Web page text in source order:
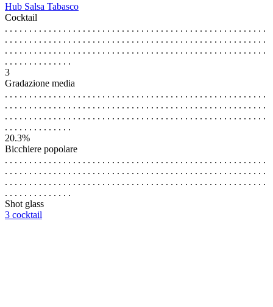
Hub Salsa Tabasco
Cocktail
. . . . . . . . . . . . . . . . . . . . . . . . . . . . . . . . . . . . . . . . . . . . . . . . . . . . . .
. . . . . . . . . . . . . . . . . . . . . . . . . . . . . . . . . . . . . . . . . . . . . . . . . . . . . .
. . . . . . . . . . . . . . . . . . . . . . . . . . . . . . . . . . . . . . . . . . . . . . . . . . . . . .
. . . . . . . . . . . . . .
3
Gradazione media
. . . . . . . . . . . . . . . . . . . . . . . . . . . . . . . . . . . . . . . . . . . . . . . . . . . . . .
. . . . . . . . . . . . . . . . . . . . . . . . . . . . . . . . . . . . . . . . . . . . . . . . . . . . . .
. . . . . . . . . . . . . . . . . . . . . . . . . . . . . . . . . . . . . . . . . . . . . . . . . . . . . .
. . . . . . . . . . . . . .
20.3%
Bicchiere popolare
. . . . . . . . . . . . . . . . . . . . . . . . . . . . . . . . . . . . . . . . . . . . . . . . . . . . . .
. . . . . . . . . . . . . . . . . . . . . . . . . . . . . . . . . . . . . . . . . . . . . . . . . . . . . .
. . . . . . . . . . . . . . . . . . . . . . . . . . . . . . . . . . . . . . . . . . . . . . . . . . . . . .
. . . . . . . . . . . . . .
Shot glass
3 cocktail